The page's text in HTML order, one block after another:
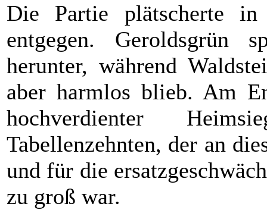
Die Partie plätscherte
entgegen. Geroldsgrün
herunter, während
aber harmlos blieb. Am
hochverdienter
Tabellenzehnten, der an
und für die
zu groß war.